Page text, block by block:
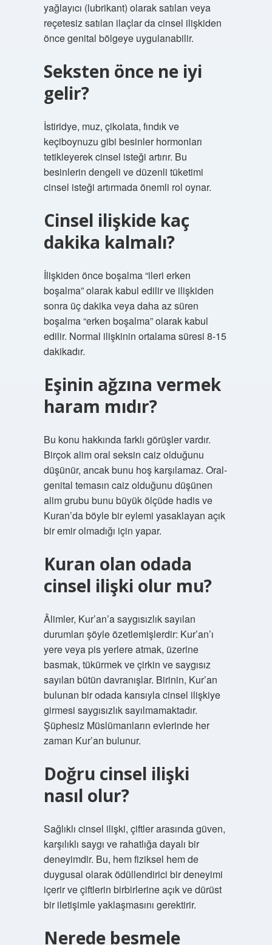
yağlayıcı (lubrikant) olarak satılan veya
reçetesiz satılan ilaçlar da cinsel ilişkiden
önce genital bölgeye uygulanabilir.
Seksten önce ne iyi
gelir?
İstiridye, muz, çikolata, fındık ve
keçiboynuzu gibi besinler hormonları
tetikleyerek cinsel isteği artırır. Bu
besinlerin dengeli ve düzenli tüketimi
cinsel isteği artırmada önemli rol oynar.
Cinsel ilişkide kaç
dakika kalmalı?
İlişkiden önce boşalma “ileri erken
boşalma” olarak kabul edilir ve ilişkiden
sonra üç dakika veya daha az süren
boşalma “erken boşalma” olarak kabul
edilir. Normal ilişkinin ortalama süresi 8-15
dakikadır.
Eşinin ağzına vermek
haram mıdır?
Bu konu hakkında farklı görüşler vardır.
Birçok alim oral seksin caiz olduğunu
düşünür, ancak bunu hoş karşılamaz. Oral-
genital temasın caiz olduğunu düşünen
alim grubu bunu büyük ölçüde hadis ve
Kuran’da böyle bir eylemi yasaklayan açık
bir emir olmadığı için yapar.
Kuran olan odada
cinsel ilişki olur mu?
Âlimler, Kur’an’a saygısızlık sayılan
durumları şöyle özetlemişlerdir: Kur’an’ı
yere veya pis yerlere atmak, üzerine
basmak, tükürmek ve çirkin ve saygısız
sayılan bütün davranışlar. Birinin, Kur’an
bulunan bir odada karısıyla cinsel ilişkiye
girmesi saygısızlık sayılmamaktadır.
Şüphesiz Müslümanların evlerinde her
zaman Kur’an bulunur.
Doğru cinsel ilişki
nasıl olur?
Sağlıklı cinsel ilişki, çiftler arasında güven,
karşılıklı saygı ve rahatlığa dayalı bir
deneyimdir. Bu, hem fiziksel hem de
duygusal olarak ödüllendirici bir deneyimi
içerir ve çiftlerin birbirlerine açık ve dürüst
bir iletişimle yaklaşmasını gerektirir.
Nerede besmele